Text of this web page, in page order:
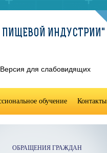
ОБРАЩЕНИЯ ГРАЖДАН
ПИЩЕВОЙ ИНДУСТРИИ"
Версия для слабовидящих
обучение Контакты